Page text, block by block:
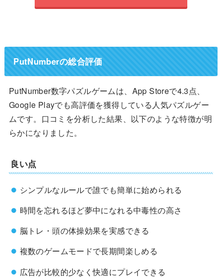
PutNumberの総合評価
PutNumber数字パズルゲームは、App Storeで4.3点、
Google Playでも高評価を獲得している人気パズルゲー
ムです。口コミを分析した結果、以下のような特徴が明
らかになりました。
良い点
シンプルなルールで誰でも簡単に始められる
時間を忘れるほど夢中になれる中毒性の高さ
脳トレ・頭の体操効果を実感できる
複数のゲームモードで長期間楽しめる
広告が比較的少なく快適にプレイできる